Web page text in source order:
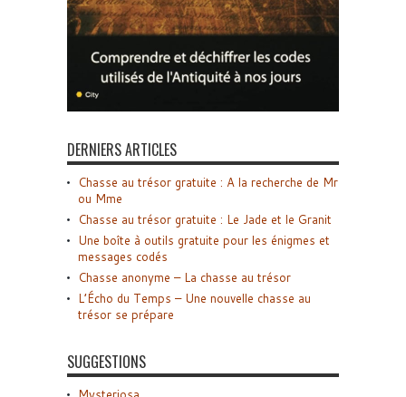
DERNIERS ARTICLES
Chasse au trésor gratuite : A la recherche de Mr
ou Mme
Chasse au trésor gratuite : Le Jade et le Granit
Une boîte à outils gratuite pour les énigmes et
messages codés
Chasse anonyme – La chasse au trésor
L’Écho du Temps – Une nouvelle chasse au
trésor se prépare
SUGGESTIONS